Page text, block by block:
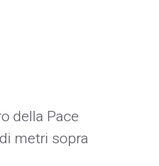
della Pace
metri sopra